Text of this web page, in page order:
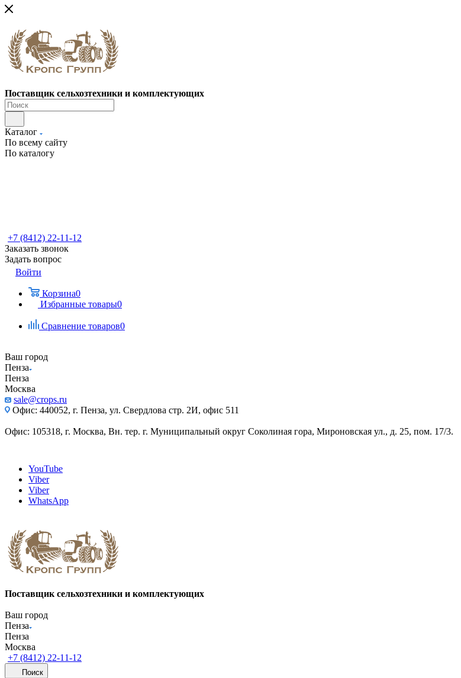
Поставщик сельхозтехники и комплектующих
Каталог
По всему сайту
По каталогу
+7 (8412) 22-11-12
Заказать звонок
Задать вопрос
Войти
Корзина0
Избранные товары0
Сравнение товаров0
Ваш город
Пенза
Пенза
Москва
sale@crops.ru
Офис: 440052, г. Пенза, ул. Свердлова стр. 2И, офис 511
Офис: 105318, г. Москва, Вн. тер. г. Муниципальный округ Соколиная гора, Мироновская ул., д. 25, пом. 17/3.
YouTube
Viber
Viber
WhatsApp
Поставщик сельхозтехники и комплектующих
Ваш город
Пенза
Пенза
Москва
+7 (8412) 22-11-12
Поиск